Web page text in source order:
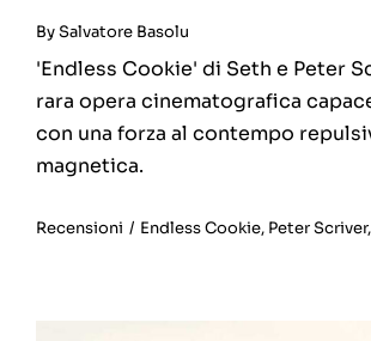
BySalvatore Basolu
'Endless Cookie' di Seth e Peter
rara opera cinematografica
con una forza al contempo
magnetica.
Recensioni / Endless Cookie, Peter Scriver,